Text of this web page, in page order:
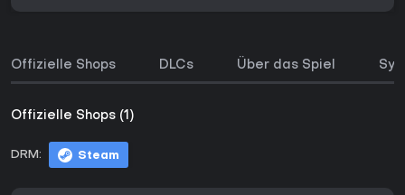
Offizielle Shops DLCs Über das Spiel
Offizielle Shops (1)
DRM: Steam